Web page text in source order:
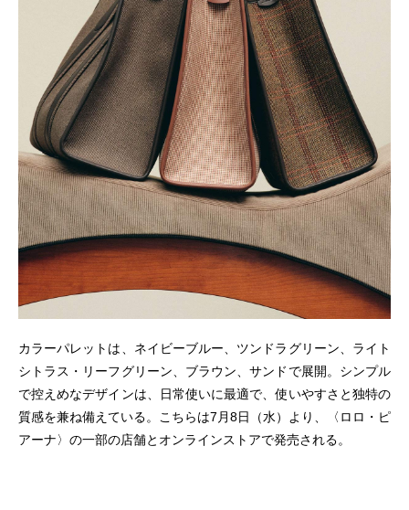
カラーパレットは、ネイビーブルー、ツンドラグリーン、ライト
シトラス・リーフグリーン、ブラウン、サンドで展開。シンプル
で控えめなデザインは、日常使いに最適で、使いやすさと独特の
質感を兼ね備えている。こちらは7月8日（水）より、〈ロロ・ピ
アーナ〉の一部の店舗とオンラインストアで発売される。